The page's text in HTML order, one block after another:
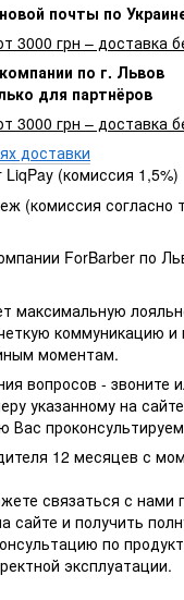
почты по
3000 грн – доставка
по г. Львов
для партнёров
3000 грн – доставка
доставки
(комиссия 1,5%)
(комиссия согласно
ForBarber по
максимальную
коммуникацию и
моментам.
вопросов - звоните
указанному на
Вас
12 месяцев с
связаться с нами
сайте и получить
по
эксплуатации.